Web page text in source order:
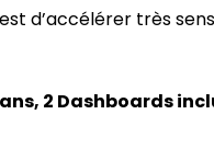
est d’accélérer très
2 Dashboards